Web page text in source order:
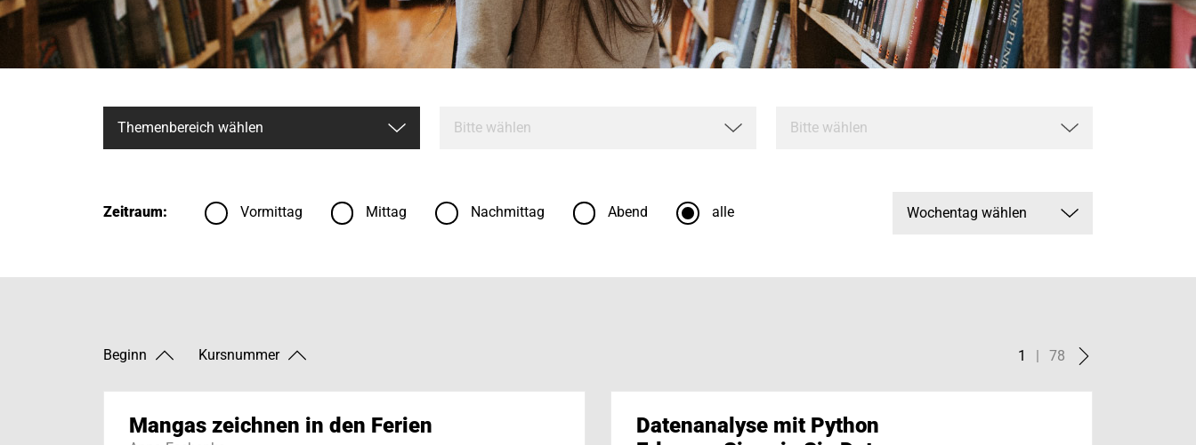
Zeitraum: Vormittag Mittag Nachmittag Abend alle
Beginn Kursnummer 1 | 78
Mangas zeichnen in den Ferien
Datenanalyse mit Python